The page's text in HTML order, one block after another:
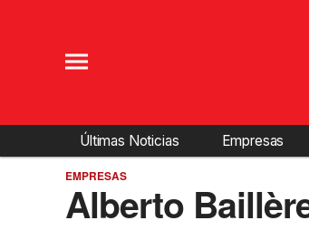
Últimas Noticias Empresas
EMPRESAS
Alberto